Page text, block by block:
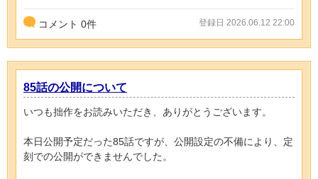
コメント 0件 登録日 2026.06.12 22:00
85話の公開について
いつも拙作をお読みいただき、ありがとうございます。
本日公開予定だった85話ですが、公開設定の不備により、定
刻での公開ができませんでした。